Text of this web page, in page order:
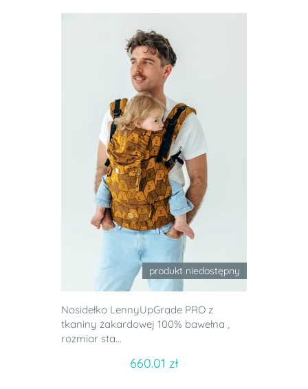
produkt niedostępny
Nosidełko LennyUpGrade PRO z
tkaniny żakardowej 100% bawełna ,
rozmiar sta...
660.01 zł